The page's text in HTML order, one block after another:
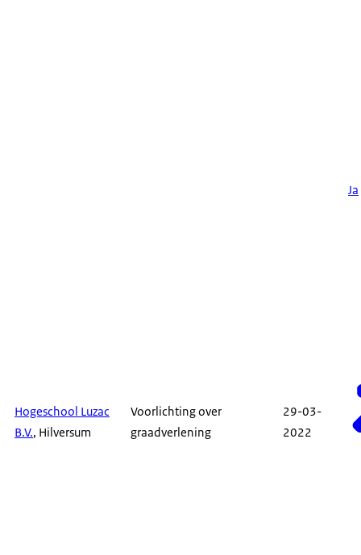
Ja
Hogeschool Luzac
B.V., Hilversum
Voorlichting over
graadverlening
29-03-
2022